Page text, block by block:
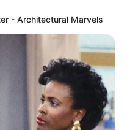
- Architectural Marvels